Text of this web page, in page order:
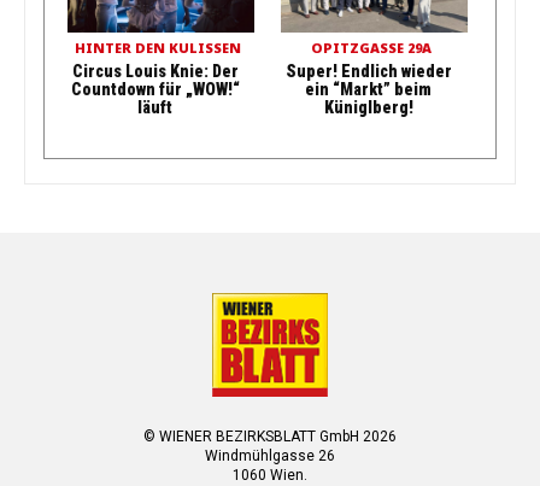
HINTER DEN KULISSEN
Circus Louis Knie: Der
Countdown für „WOW!“
läuft
OPITZGASSE 29A
Super! Endlich wieder
ein “Markt” beim
Küniglberg!
© WIENER BEZIRKSBLATT GmbH 2026
Windmühlgasse 26
1060 Wien.